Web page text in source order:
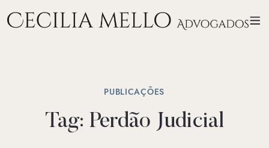
PUBLICAÇÕES
Tag: Perdão Judicial